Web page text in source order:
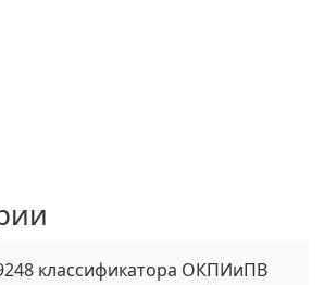
классификатора ОКПИиПВ